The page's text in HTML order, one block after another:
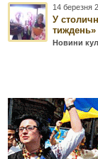
14 березня
У
тиждень»
Новини